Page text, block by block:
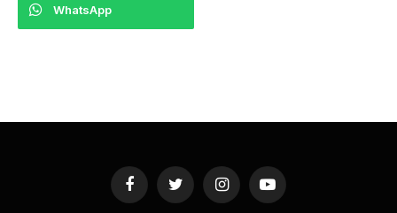
WhatsApp
FacebookTwitter InstagramYouTube